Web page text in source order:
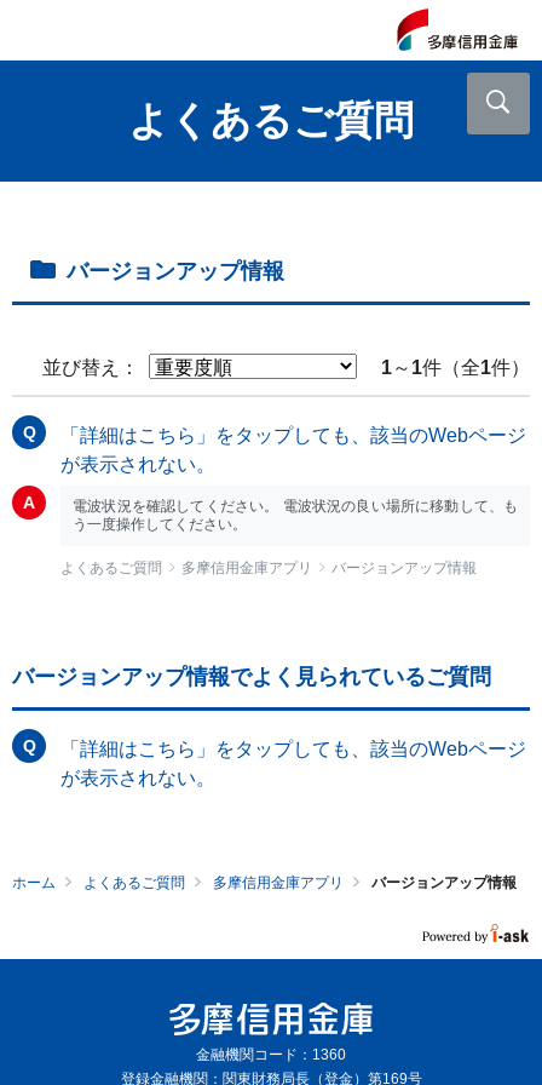
よくあるご質問
バージョンアップ情報
並び替え： 1～ 1件（全1件）
「詳細はこちら」をタップしても、該当のWebページ
が表示されない。
電波状況を確認してください。 電波状況の良い場所に移動して、も
う一度操作してください。
よくあるご質問 多摩信用金庫アプリ バージョンアップ情報
バージョンアップ情報でよく見られているご質問
「詳細はこちら」をタップしても、該当のWebページ
が表示されない。
ホーム よくあるご質問 多摩信用金庫アプリ バージョンアップ情報
金融機関コード：1360
登録金融機関：関東財務局長（登金）第169号